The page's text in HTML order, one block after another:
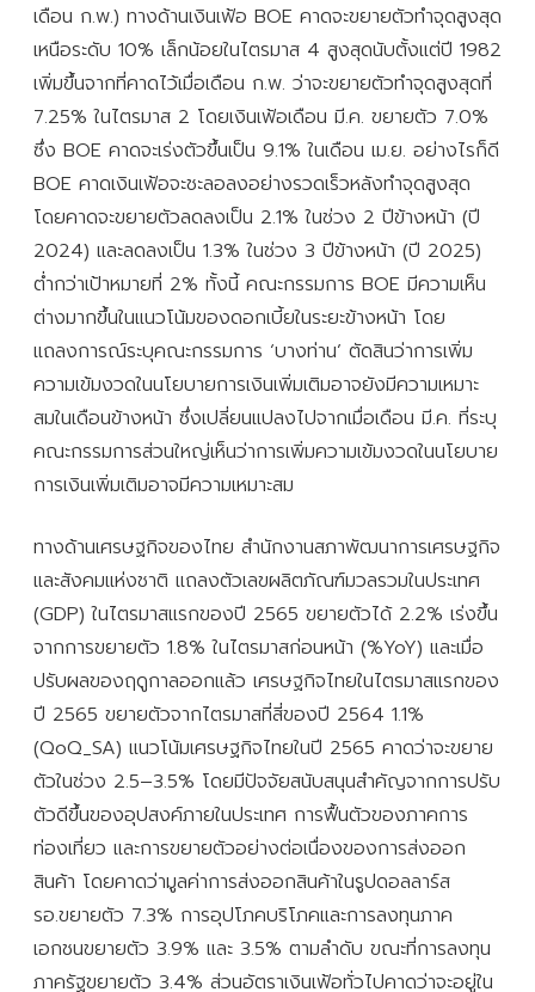
เดือน ก.พ.) ทางด้านเงินเฟ้อ BOE คาดจะขยายตัวทำจุดสูงสุด
เหนือระดับ 10% เล็กน้อยในไตรมาส 4 สูงสุดนับตั้งแต่ปี 1982
เพิ่มขึ้นจากที่คาดไว้เมื่อเดือน ก.พ. ว่าจะขยายตัวทำจุดสูงสุดที่
7.25% ในไตรมาส 2 โดยเงินเฟ้อเดือน มี.ค. ขยายตัว 7.0%
ซึ่ง BOE คาดจะเร่งตัวขึ้นเป็น 9.1% ในเดือน เม.ย. อย่างไรก็ดี
BOE คาดเงินเฟ้อจะชะลอลงอย่างรวดเร็วหลังทำจุดสูงสุด
โดยคาดจะขยายตัวลดลงเป็น 2.1% ในช่วง 2 ปีข้างหน้า (ปี
2024) และลดลงเป็น 1.3% ในช่วง 3 ปีข้างหน้า (ปี 2025)
ต่ำกว่าเป้าหมายที่ 2% ทั้งนี้ คณะกรรมการ BOE มีความเห็น
ต่างมากขึ้นในแนวโน้มของดอกเบี้ยในระยะข้างหน้า โดย
แถลงการณ์ระบุคณะกรรมการ ‘บางท่าน’ ตัดสินว่าการเพิ่ม
ความเข้มงวดในนโยบายการเงินเพิ่มเติมอาจยังมีความเหมาะ
สมในเดือนข้างหน้า ซึ่งเปลี่ยนแปลงไปจากเมื่อเดือน มี.ค. ที่ระบุ
คณะกรรมการส่วนใหญ่เห็นว่าการเพิ่มความเข้มงวดในนโยบาย
การเงินเพิ่มเติมอาจมีความเหมาะสม
ทางด้านเศรษฐกิจของไทย สำนักงานสภาพัฒนาการเศรษฐกิจ
และสังคมแห่งชาติ แถลงตัวเลขผลิตภัณฑ์มวลรวมในประเทศ
(GDP) ในไตรมาสแรกของปี 2565 ขยายตัวได้ 2.2% เร่งขึ้น
จากการขยายตัว 1.8% ในไตรมาสก่อนหน้า (%YoY) และเมื่อ
ปรับผลของฤดูกาลออกแล้ว เศรษฐกิจไทยในไตรมาสแรกของ
ปี 2565 ขยายตัวจากไตรมาสที่สี่ของปี 2564 1.1%
(QoQ_SA) แนวโน้มเศรษฐกิจไทยในปี 2565 คาดว่าจะขยาย
ตัวในช่วง 2.5–3.5% โดยมีปัจจัยสนับสนุนสำคัญจากการปรับ
ตัวดีขึ้นของอุปสงค์ภายในประเทศ การฟื้นตัวของภาคการ
ท่องเที่ยว และการขยายตัวอย่างต่อเนื่องของการส่งออก
สินค้า โดยคาดว่ามูลค่าการส่งออกสินค้าในรูปดอลลาร์ส
รอ.ขยายตัว 7.3% การอุปโภคบริโภคและการลงทุนภาค
เอกชนขยายตัว 3.9% และ 3.5% ตามลำดับ ขณะที่การลงทุน
ภาครัฐขยายตัว 3.4% ส่วนอัตราเงินเฟ้อทั่วไปคาดว่าจะอยู่ใน